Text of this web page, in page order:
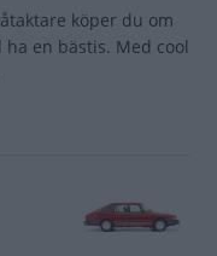
köper du om
en bästis. Med cool